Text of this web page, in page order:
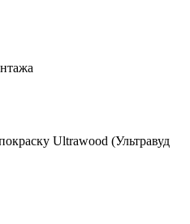
Ultrawood (Ультравуд